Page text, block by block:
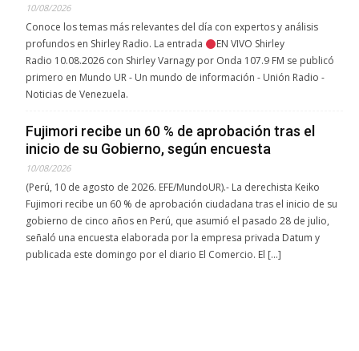
10/08/2026
Conoce los temas más relevantes del día con expertos y análisis
profundos en Shirley Radio. La entrada
EN VIVO Shirley
Radio 10.08.2026 con Shirley Varnagy por Onda 107.9 FM se publicó
primero en Mundo UR - Un mundo de información - Unión Radio -
Noticias de Venezuela.
Fujimori recibe un 60 % de aprobación tras el
inicio de su Gobierno, según encuesta
10/08/2026
(Perú, 10 de agosto de 2026. EFE/MundoUR).- La derechista Keiko
Fujimori recibe un 60 % de aprobación ciudadana tras el inicio de su
gobierno de cinco años en Perú, que asumió el pasado 28 de julio,
señaló una encuesta elaborada por la empresa privada Datum y
publicada este domingo por el diario El Comercio. El […]